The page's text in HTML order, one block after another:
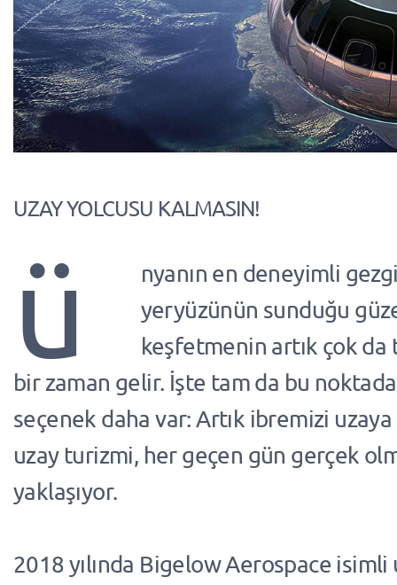
UZAY YOLCUSU KALMASIN!
ü
nyanın en deneyimli
yeryüzünün sunduğu
keşfetmenin artık çok
bir zaman gelir. İşte tam da bu
seçenek daha var: Artık ibremizi
uzay turizmi, her geçen gün gerçek
yaklaşıyor.
2018 yılında Bigelow Aerospace